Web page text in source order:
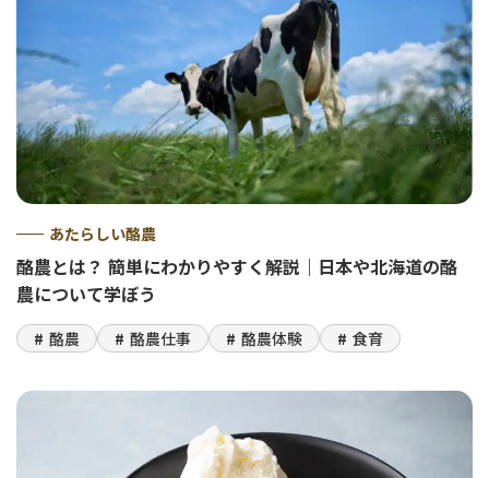
あたらしい酪農
酪農とは？ 簡単にわかりやすく解説｜日本や北海道の酪
農について学ぼう
酪農 酪農仕事 酪農体験 食育